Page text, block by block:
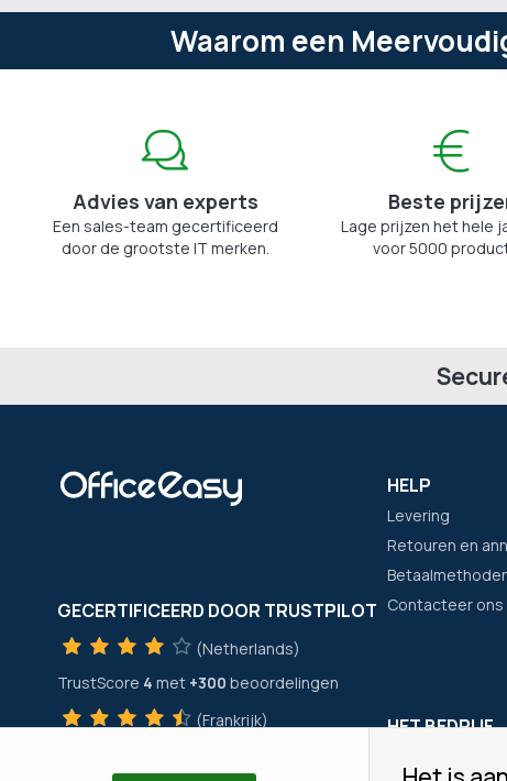
Waarom een
Advies van experts
Een sales-team gecertificeerd
door de grootste IT merken.
Beste
Lage prijzen het hele
voor 5000
GECERTIFICEERD DOOR TRUSTPILOT
(Netherlands)
TrustScore 4 met +300 beoordelingen
(Frankrijk)
HELP
Levering
Retouren en
Contacteer ons
HET BEDRIJF